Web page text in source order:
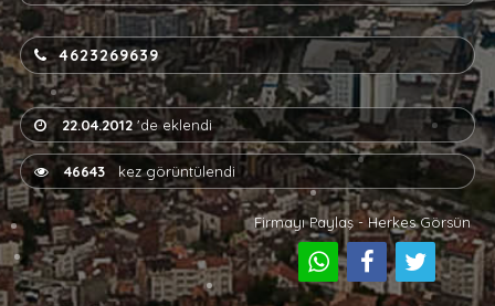
4623269639
22.04.2012'de eklendi
46643kez görüntülendi
Firmayı Paylaş - Herkes Görsün